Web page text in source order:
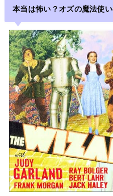
本当は怖い？オズの魔法使